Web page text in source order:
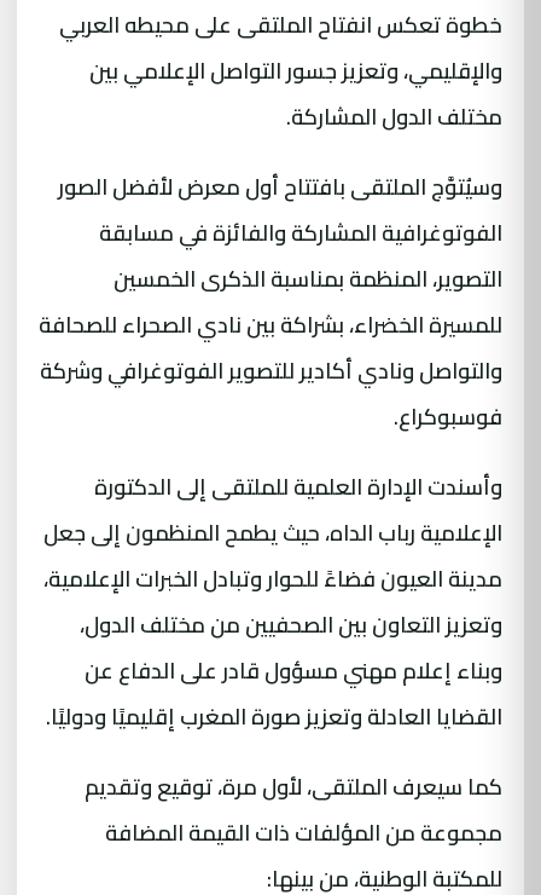
خطوة تعكس انفتاح الملتقى على محيطه العربي
والإقليمي، وتعزيز جسور التواصل الإعلامي بين
مختلف الدول المشاركة.
وسيُتوَّج الملتقى بافتتاح أول معرض لأفضل الصور
الفوتوغرافية المشاركة والفائزة في مسابقة
التصوير، المنظمة بمناسبة الذكرى الخمسين
للمسيرة الخضراء، بشراكة بين نادي الصحراء للصحافة
والتواصل ونادي أكادير للتصوير الفوتوغرافي وشركة
فوسبوكراع.
وأسندت الإدارة العلمية للملتقى إلى الدكتورة
الإعلامية رباب الداه، حيث يطمح المنظمون إلى جعل
مدينة العيون فضاءً للحوار وتبادل الخبرات الإعلامية،
وتعزيز التعاون بين الصحفيين من مختلف الدول،
وبناء إعلام مهني مسؤول قادر على الدفاع عن
القضايا العادلة وتعزيز صورة المغرب إقليميًا ودوليًا.
كما سيعرف الملتقى، لأول مرة، توقيع وتقديم
مجموعة من المؤلفات ذات القيمة المضافة
للمكتبة الوطنية، من بينها: